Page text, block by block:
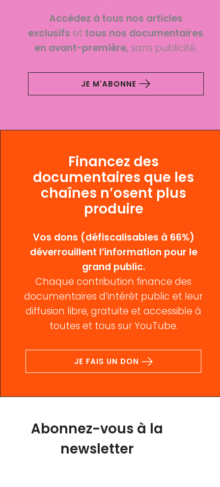
Accédez à tous nos articles
exclusifs et tous nos documentaires
en avant-première,sans publicité.
JE M'ABONNE
Financez des
documentaires que les
chaînes n’osent plus
produire
Vos dons (défiscalisables à 66%)
déverrouillent l’information pour le
grand public.
Chaque contribution finance des
documentaires d’intérêt public et leur
diffusion libre, gratuite et accessible à
toutes et tous sur YouTube.
JE FAIS UN DON
Abonnez-vous à la
newsletter